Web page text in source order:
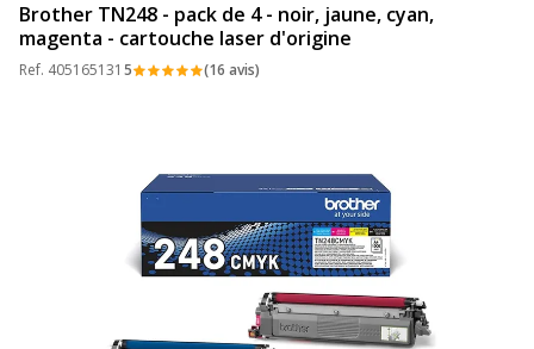
Brother TN248 - pack de 4 - noir, jaune, cyan,
magenta - cartouche laser d'origine
Ref. 405165131 5 (16 avis)